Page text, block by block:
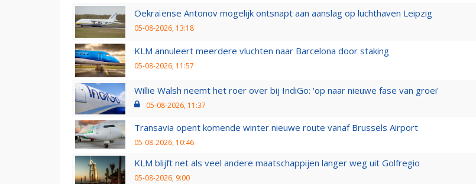
Oekraïense Antonov mogelijk ontsnapt aan aanslag op luchthaven Leipzig
05-08-2026, 13:18
KLM annuleert meerdere vluchten naar Barcelona door staking
05-08-2026, 11:57
Willie Walsh neemt het roer over bij IndiGo: 'op naar nieuwe fase van groei'
05-08-2026, 11:37
Transavia opent komende winter nieuwe route vanaf Brussels Airport
05-08-2026, 10:46
KLM blijft net als veel andere maatschappijen langer weg uit Golfregio
05-08-2026, 9:00